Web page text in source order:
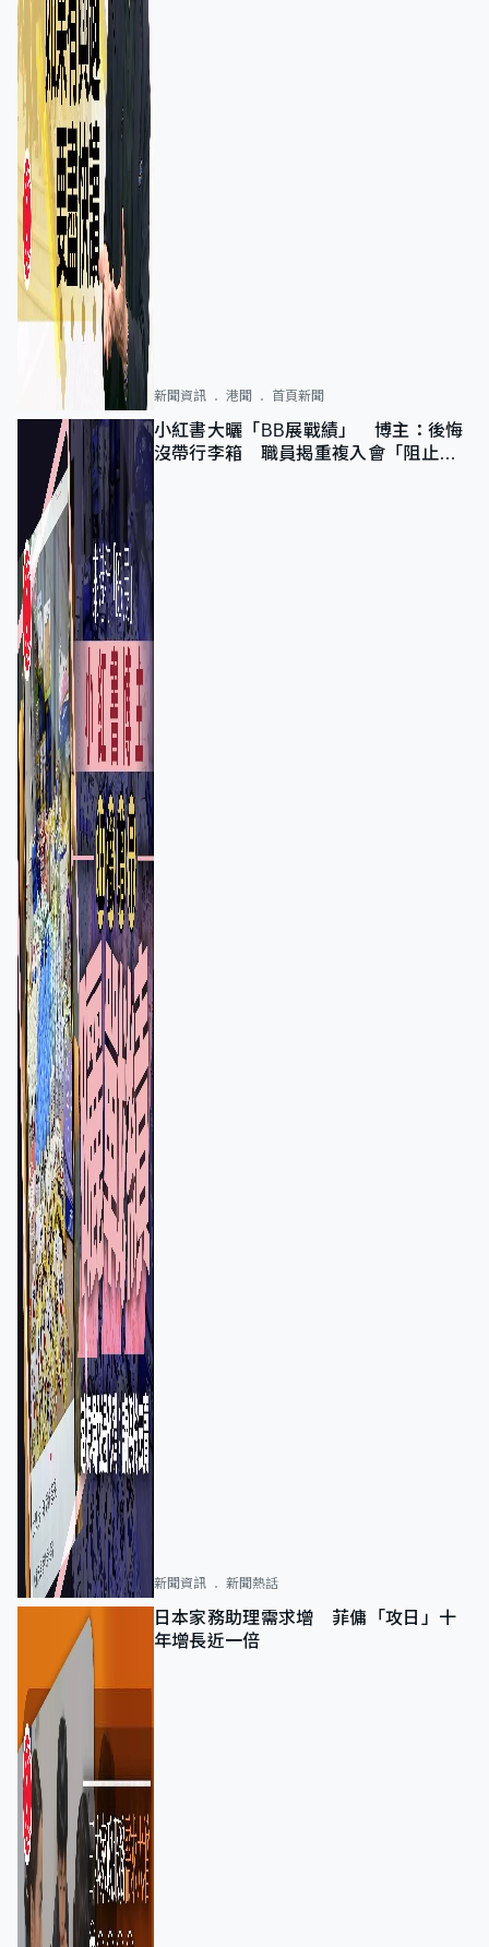
新聞資訊 港聞 首頁新聞
小紅書大曬「BB展戰績」 博主：後悔
沒帶行李箱 職員揭重複入會「阻止唔
新聞資訊 新聞熱話
日本家務助理需求增 菲傭「攻日」十
年增長近一倍